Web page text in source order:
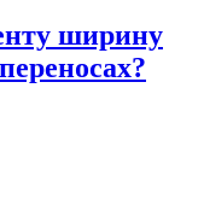
ширину